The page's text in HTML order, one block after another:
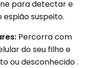
para detectar e
suspeito.
Percorra com
do seu filho e
ou desconhecido .